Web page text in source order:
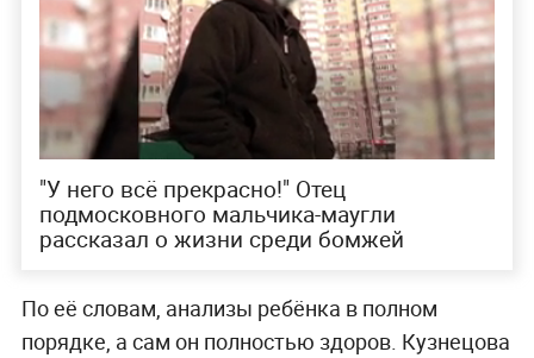
"У него всё прекрасно!" Отец
подмосковного мальчика-маугли
рассказал о жизни среди бомжей
По её словам, анализы ребёнка в полном
порядке, а сам он полностью здоров. Кузнецова